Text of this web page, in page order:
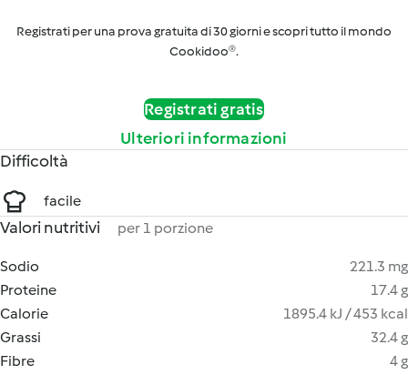
Registrati per una prova gratuita di 30 giorni e scopri tutto il mondo
Cookidoo®.
Registrati gratis
Ulteriori informazioni
Difficoltà
facile
Valori nutritivi per 1 porzione
Sodio
221.3 mg
Proteine
17.4 g
Calorie
1895.4 kJ / 453 kcal
Grassi
32.4 g
Fibre
4 g